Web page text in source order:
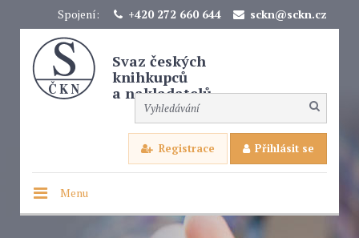
Spojení: +420 272 660 644 sckn@sckn.cz
Svaz českých
knihkupců
a nakladatelů
Registrace Přihlásit se
Menu